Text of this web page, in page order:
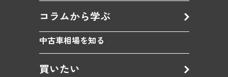
コラムから学ぶ
中古車相場を知る
買いたい